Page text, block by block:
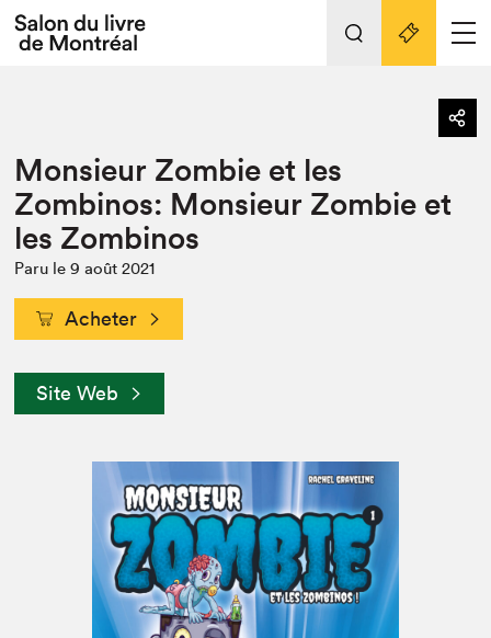
Espace exposant⋅e⋅s
Espace médias
Préparer sa visite au Salon
Actualités
SLM PRO
Nos activités
Préparer sa visite
Salon dans la ville et en ligne
Projets partenaires
Liens pratiques
Monsieur Zombie et les
Zombinos: Monsieur Zombie et
les Zombinos
Paru le 9 août 2021
Acheter
Site Web